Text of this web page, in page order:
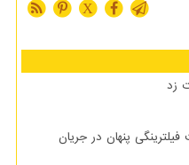
X
پنهان در جریان